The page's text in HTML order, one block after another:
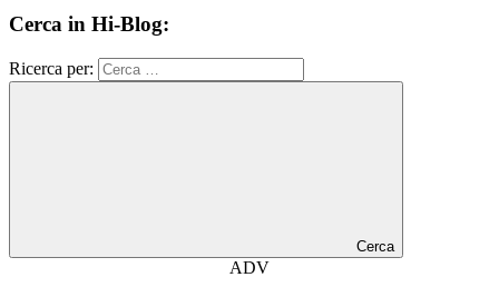
Cerca in Hi-Blog:
Ricerca per:
Cerca
ADV